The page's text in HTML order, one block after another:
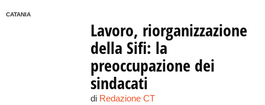
CATANIA
Lavoro, riorganizzazione
della Sifi: la
preoccupazione dei
sindacati
di Redazione CT